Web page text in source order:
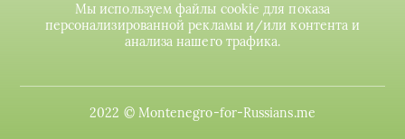
Мы используем файлы cookie для показа
персонализированной рекламы и/или контента и
анализа нашего трафика.
2022 © Montenegro-for-Russians.me